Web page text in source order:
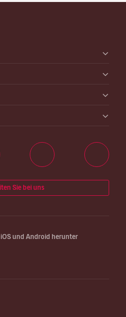
Sie bei uns
und Android herunter